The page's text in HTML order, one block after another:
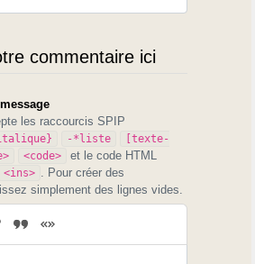
commentaire ici
les raccourcis SPIP
-*liste
[texte-
<code> et le code HTML
<ins>
. Pour créer des
simplement des lignes vides.